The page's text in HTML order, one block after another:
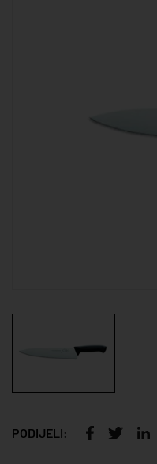
PODIJELI: